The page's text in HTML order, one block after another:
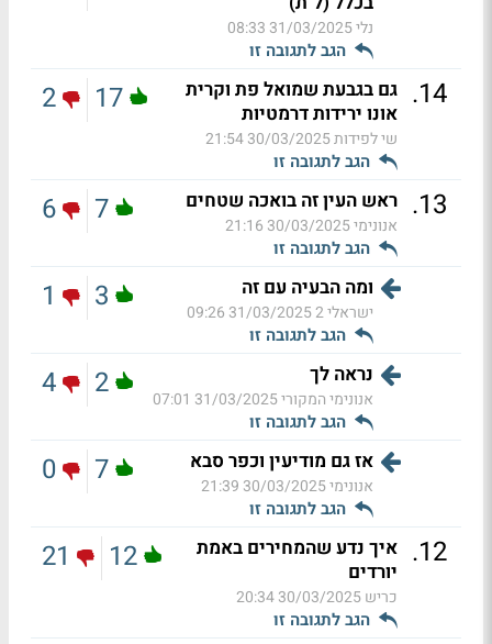
נלי31/03/2025 08:33
הגב לתגובה זו
14
. גם בגבעת שמואל פת וקרית
אונו ירידות דרמטיות
שי לפידות30/03/2025 21:54
הגב לתגובה זו
17
2
13
. ראש העין זה בואכה שטחים
אנונימי30/03/2025 21:16
הגב לתגובה זו
7
6
ומה הבעיה עם זה
ישראלי 2 31/03/2025 09:26
הגב לתגובה זו
3
1
נראה לך
אנונימי המקורי31/03/2025 07:01
הגב לתגובה זו
2
4
אז גם מודיעין וכפר סבא
אנונימי30/03/2025 21:39
הגב לתגובה זו
7
0
12
. איך נדע שהמחירים באמת
יורדים
כריש30/03/2025 20:34
הגב לתגובה זו
12
21